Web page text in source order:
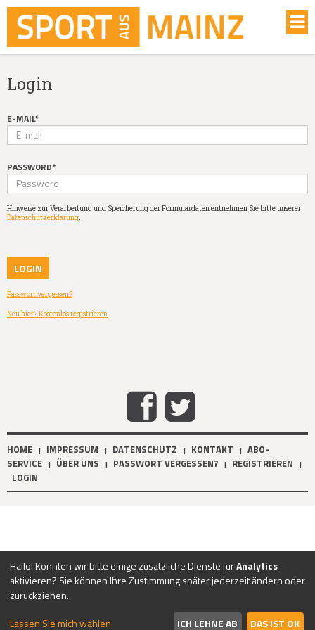
Login
E-MAIL*
PASSWORD*
Hinweise zur Verarbeitung und Speicherung der Formulardaten entnehmen Sie bitte unserer
Datenschutzerklärung.
Passwort vergessen?
Neu hier? Kostenlos registrieren
HOME | IMPRESSUM | DATENSCHUTZ | KONTAKT | ABO-
SERVICE | ÜBER UNS | PASSWORT VERGESSEN? | REGISTRIEREN |
LOGIN
Hallo! Könnten wir bitte einige zusätzliche Dienste fürAnalytics
aktivieren? Sie können Ihre Zustimmung später jederzeit ändern oder
zurückziehen.
Lassen Sie mich wählen
ICH LEHNE AB DAS IST OK